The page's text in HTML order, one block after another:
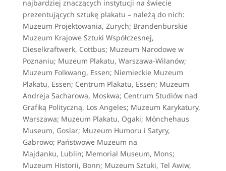
najbardziej znaczących instytucji na świecie
prezentujących sztukę plakatu – należą do nich:
Muzeum Projektowania, Zurych; Brandenburskie
Muzeum Krajowe Sztuki Współczesnej,
Dieselkraftwerk, Cottbus; Muzeum Narodowe w
Poznaniu; Muzeum Plakatu, Warszawa-Wilanów;
Muzeum Folkwang, Essen; Niemieckie Muzeum
Plakatu, Essen; Centrum Plakatu, Essen; Muzeum
Andreja Sacharowa, Moskwa; Centrum Studiów nad
Grafiką Polityczną, Los Angeles; Muzeum Karykatury,
Warszawa; Muzeum Plakatu, Ogaki; Mönchehaus
Museum, Goslar; Muzeum Humoru i Satyry,
Gabrowo; Państwowe Muzeum na
Majdanku, Lublin; Memorial Museum, Mons;
Muzeum Historii, Bonn; Muzeum Sztuki, Tel Awiw,